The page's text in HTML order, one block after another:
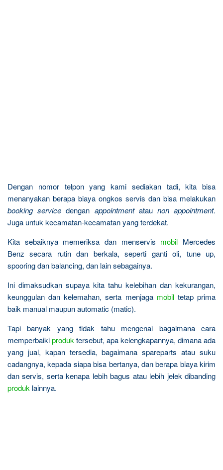
Dengan nomor telpon yang kami sediakan tadi, kita bisa
menanyakan berapa biaya ongkos servis dan bisa melakukan
booking service dengan appointmentatau non appointment.
Juga untuk kecamatan-kecamatan yang terdekat.
Kita sebaiknya memeriksa dan menservis mobil Mercedes
Benz secara rutin dan berkala, seperti ganti oli, tune up,
spooring dan balancing, dan lain sebagainya.
Ini dimaksudkan supaya kita tahu kelebihan dan kekurangan,
keunggulan dan kelemahan, serta menjaga mobiltetap prima
baik manual maupun automatic (matic).
Tapi banyak yang tidak tahu mengenai bagaimana cara
memperbaikiproduk tersebut, apa kelengkapannya, dimana ada
yang jual, kapan tersedia, bagaimana spareparts atau suku
cadangnya, kepada siapa bisa bertanya, dan berapa biaya kirim
dan servis, serta kenapa lebih bagus atau lebih jelek dibanding
produk lainnya.